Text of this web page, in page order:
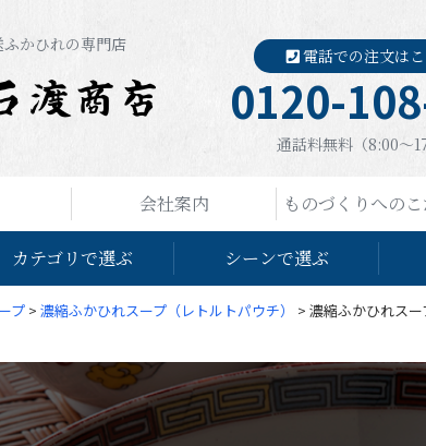
かひれの専門店
電話での注文は
0120-
通話料無料（8:00〜
会社案内 ものづくりへのこ
カテゴリで選ぶ シーンで選ぶ
プ 濃縮ふかひれスープ（レトルトパウチ） 濃縮ふかひれスー